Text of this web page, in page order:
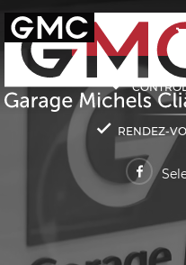
RENDEZ-